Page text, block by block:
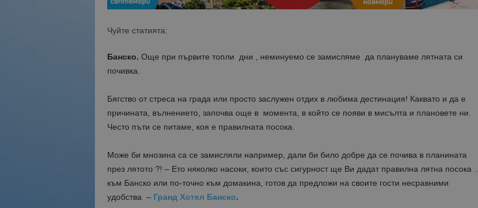
Чуйте статията:
Банско. Още при първите топли дни , неминуемо се замисляме да плануваме лятната си
почивка.
Бягство от стреса на града или просто заслужен отдих в любима дестинация! Каквато и да е
причината, вълнението, започва още в момента, в който се появи в мисълта и плановете ни.
Често пъти се питаме, коя е правилната посока.
Може би мнозина са се замисляли например, дали би било добре да се почива в планината
през лятото ?! – Ето няколко насоки, които със сигурност ще Ви дадат правилна лятна посока …
към Банско или по-точно към домакина, готов да предложи на своите гости несравними
удобства – Гранд Хотел Банско.